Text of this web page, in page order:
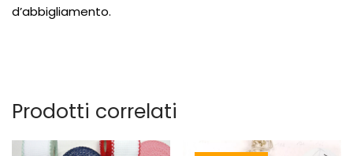
d’abbigliamento.
Prodotti correlati